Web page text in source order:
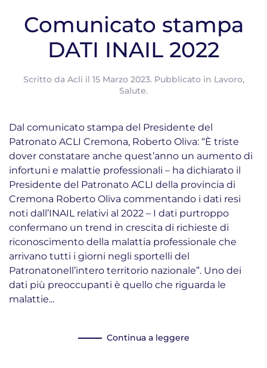
Comunicato stampa
DATI INAIL 2022
Scritto da Acli il 15 Marzo 2023. Pubblicato in Lavoro,
Salute.
Dal comunicato stampa del Presidente del
Patronato ACLI Cremona, Roberto Oliva: “È triste
dover constatare anche quest’anno un aumento di
infortuni e malattie professionali – ha dichiarato il
Presidente del Patronato ACLI della provincia di
Cremona Roberto Oliva commentando i dati resi
noti dall’INAIL relativi al 2022 – I dati purtroppo
confermano un trend in crescita di richieste di
riconoscimento della malattia professionale che
arrivano tutti i giorni negli sportelli del
Patronatonell’intero territorio nazionale”. Uno dei
dati più preoccupanti è quello che riguarda le
malattie...
Continua a leggere